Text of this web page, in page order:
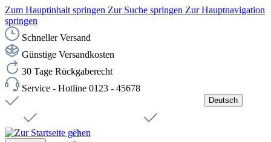
Zum Hauptinhalt springen Zur Suche springen Zur Hauptnavigation
springen
Schneller Versand
Günstige Versandkosten
30 Tage Rückgaberecht
Service - Hotline 0123 - 45678
Deutsch
Čeština